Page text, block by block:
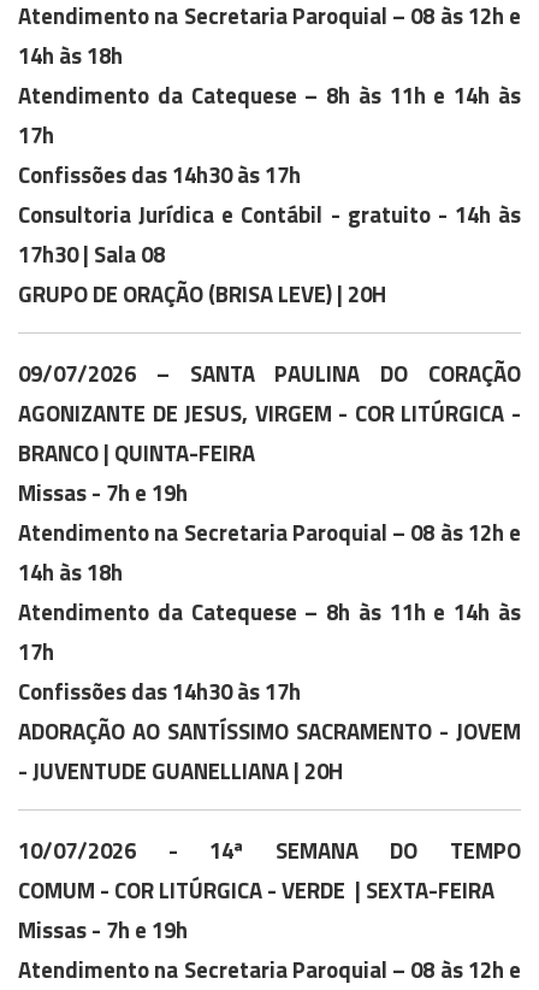
Atendimento na Secretaria Paroquial – 08 às 12h e
14h às 18h
Atendimento da Catequese – 8h às 11h e 14h às
17h
Confissões das 14h30 às 17h
Consultoria Jurídica e Contábil - gratuito - 14h às
17h30 | Sala 08
GRUPO DE ORAÇÃO (BRISA LEVE) | 20H
09/07/2026 – SANTA PAULINA DO CORAÇÃO
AGONIZANTE DE JESUS, VIRGEM - COR LITÚRGICA -
BRANCO | QUINTA-FEIRA
Missas - 7h e 19h
Atendimento na Secretaria Paroquial – 08 às 12h e
14h às 18h
Atendimento da Catequese – 8h às 11h e 14h às
17h
Confissões das 14h30 às 17h
ADORAÇÃO AO SANTÍSSIMO SACRAMENTO - JOVEM
- JUVENTUDE GUANELLIANA | 20H
10/07/2026 - 14ª SEMANA DO TEMPO
COMUM - COR LITÚRGICA - VERDE | SEXTA-FEIRA
Missas - 7h e 19h
Atendimento na Secretaria Paroquial – 08 às 12h e